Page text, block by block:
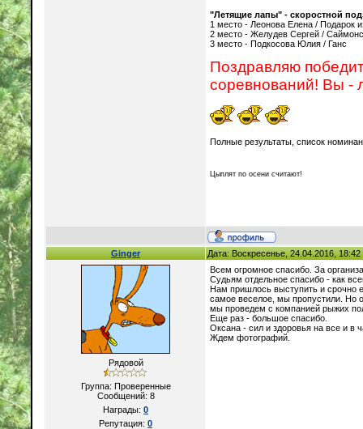
"Летящие лапы" - скоростной
1 место - Леонова Елена / Подарок
2 место - Желудев Сергей /
3 место - Подкосова Юлия / Ганс
Поздравляю
соревнований! Вы -
Полные результаты, список
Цыплят по осени считают!
Ginger Дата: Воскресенье, 24.04.2016,
Рядовой
Группа: Проверенные
Сообщений: 8
Награды: 0
Репутация: 0
Всем огромное спасибо. За
Судьям отдельное спасибо - как
Нам пришлось выступить и срочно
самое веселое, мы пропустили. Но
мы проведем с компанией рыжих
Еще раз - большое спасибо.
Оксана - сил и здоровья на все и в
Ждем фотографий.